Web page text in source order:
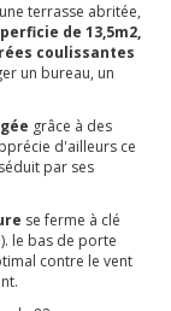
terrasse abritée,
de 13,5m2,
coulissantes
un bureau, un
grâce à des
d'ailleurs ce
par ses
se ferme à clé
le bas de porte
contre le vent